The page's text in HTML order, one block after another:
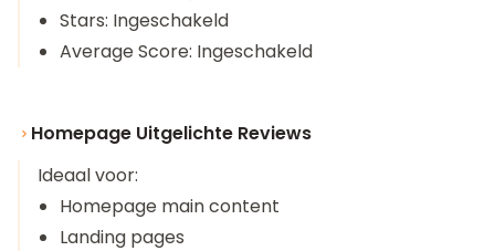
Stars: Ingeschakeld
Average Score: Ingeschakeld
Homepage Uitgelichte Reviews
Ideaal voor:
Homepage main content
Landing pages